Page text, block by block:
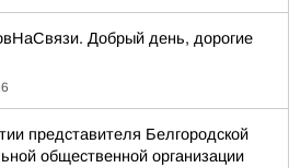
Добрый день, дорогие
представителя Белгородской
общественной организации